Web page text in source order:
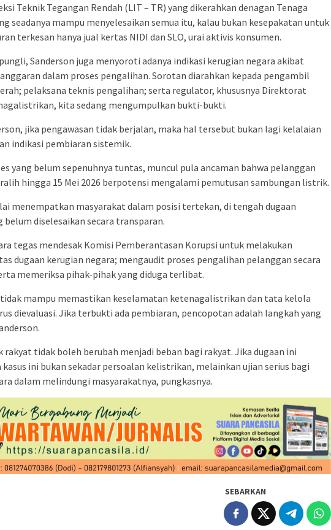
Teknik Tegangan Rendah (LIT – TR) yang dikerahkan denagan Tenaga
seadanya mampu menyelesaikan semua itu, kalau bukan kesepakatan untuk
terkesan hanya jual kertas NIDI dan SLO, urai aktivis konsumen.
Sanderson juga menyoroti adanya indikasi kerugian negara akibat
dalam proses pengalihan. Sorotan diarahkan kepada pengambil
pelaksana teknis pengalihan; serta regulator, khususnya Direktorat
kita sedang mengumpulkan bukti-bukti.
jika pengawasan tidak berjalan, maka hal tersebut bukan lagi kelalaian
indikasi pembiaran sistemik.
yang belum sepenuhnya tuntas, muncul pula ancaman bahwa pelanggan
hingga 15 Mei 2026 berpotensi mengalami pemutusan sambungan listrik.
menempatkan masyarakat dalam posisi tertekan, di tengah dugaan
belum diselesaikan secara transparan.
tegas mendesak Komisi Pemberantasan Korupsi untuk melakukan
dugaan kerugian negara; mengaudit proses pengalihan pelanggan secara
memeriksa pihak-pihak yang diduga terlibat.
mampu memastikan keselamatan ketenagalistrikan dan tata kelola
dievaluasi. Jika terbukti ada pembiaran, pencopotan adalah langkah yang
rakyat tidak boleh berubah menjadi beban bagi rakyat. Jika dugaan ini
ini bukan sekadar persoalan kelistrikan, melainkan ujian serius bagi
dalam melindungi masyarakatnya, pungkasnya.
SEBARKAN